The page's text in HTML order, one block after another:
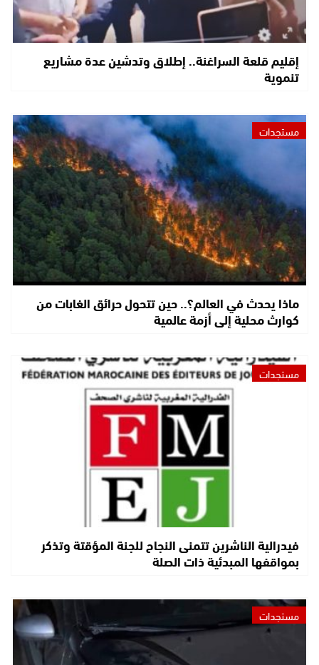
إقليم قلعة السراغنة.. إطلاق وتدشين عدة مشاريع
تنموية
مستجدات
ماذا يحدث في العالم؟.. حين تتحول حرائق الغابات من
كوارث محلية إلى أزمة عالمية
مستجدات
فيدرالية الناشرين تتمنى النجاح للجنة المؤقتة وتذكر
بمواقفها المبدئية ذات الصلة
مستجدات